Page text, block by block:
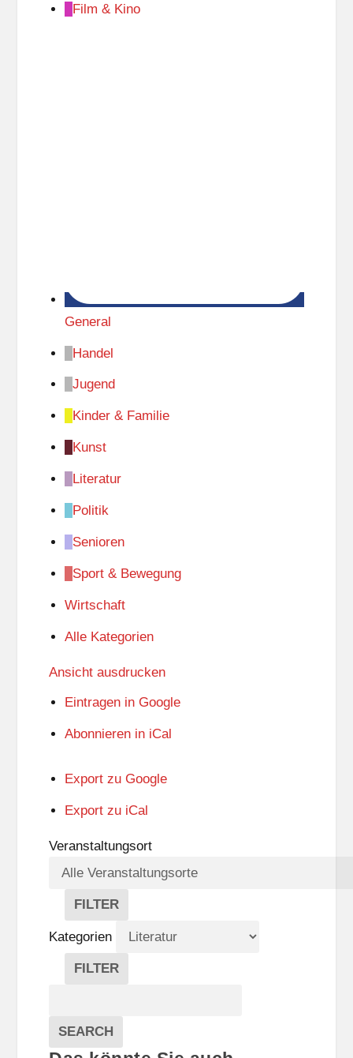
Film & Kino
General
Handel
Jugend
Kinder & Familie
Kunst
Literatur
Politik
Senioren
Sport & Bewegung
Wirtschaft
Alle Kategorien
Ansicht ausdrucken
Eintragen in Google
Abonnieren in iCal
Export zu Google
Export zu iCal
Veranstaltungsort
FILTER
V
E
R
A
A
L
Kategorien
FILTER
E
G
Veranstaltungen
SEARCH